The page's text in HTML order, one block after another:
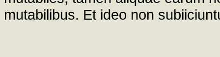
mutabilibus. Et ideo non